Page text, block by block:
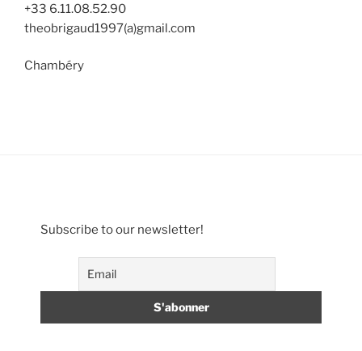
+33 6.11.08.52.90
theobrigaud1997(a)gmail.com
Chambéry
Subscribe to our newsletter!